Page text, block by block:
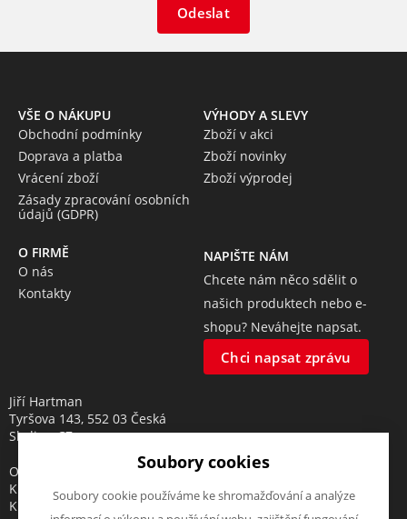
Odeslat
VŠE O NÁKUPU
Obchodní podmínky
Doprava a platba
Vrácení zboží
Zásady zpracování osobních
údajů (GDPR)
VÝHODY A SLEVY
Zboží v akci
Zboží novinky
Zboží výprodej
O FIRMĚ
O nás
Kontakty
NAPIŠTE NÁM
Chcete nám něco sdělit o
našich produktech nebo e-
shopu? Neváhejte napsat.
Chci napsat zprávu
Jiří Hartman
Tyršova 143, 552 03 Česká
Skalice, CZ
Obchodní rejstřík vedený u
Krajského soudu v Hradci
Králové, oddíl A, vložka 18553
Soubory cookies
Soubory cookie používáme ke shromažďování a analýze